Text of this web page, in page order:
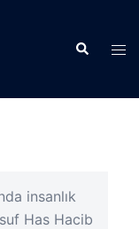
Search
insanlık
Has Hacib